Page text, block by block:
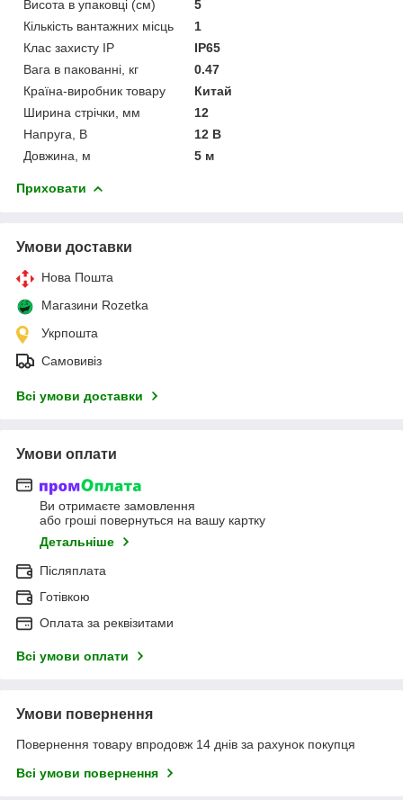
Висота в упаковці (см)
5
Кількість вантажних місць
1
Клас захисту IP
IP65
Вага в пакованні, кг
0.47
Країна-виробник товару
Китай
Ширина стрічки, мм
12
Напруга, В
12 В
Довжина, м
5 м
Приховати
Умови доставки
Нова Пошта
Магазини Rozetka
Укрпошта
Самовивіз
Всі умови доставки
Умови оплати
Ви отримаєте замовлення
або гроші повернуться на вашу картку
Детальніше
Післяплата
Готівкою
Оплата за реквізитами
Всі умови оплати
Умови повернення
Повернення товару впродовж 14 днів за рахунок покупця
Всі умови повернення